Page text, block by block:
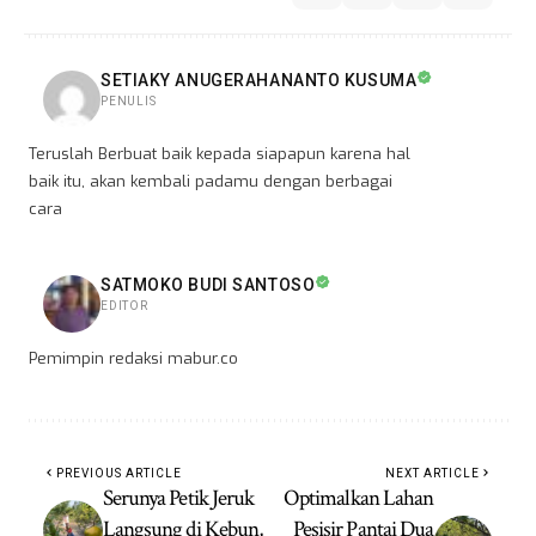
SETIAKY ANUGERAHANANTO KUSUMA
PENULIS
Teruslah Berbuat baik kepada siapapun karena hal
baik itu, akan kembali padamu dengan berbagai
cara
SATMOKO BUDI SANTOSO
EDITOR
Pemimpin redaksi mabur.co
PREVIOUS ARTICLE
Serunya Petik Jeruk
Langsung di Kebun,
NEXT ARTICLE
Optimalkan Lahan
Pesisir Pantai Dua